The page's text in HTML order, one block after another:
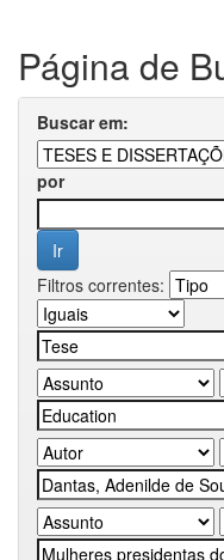
Página de
Buscar em:
por
Filtros correntes: